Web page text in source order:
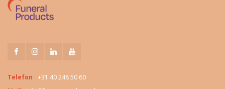
Telefon
+31 40 248 50 60